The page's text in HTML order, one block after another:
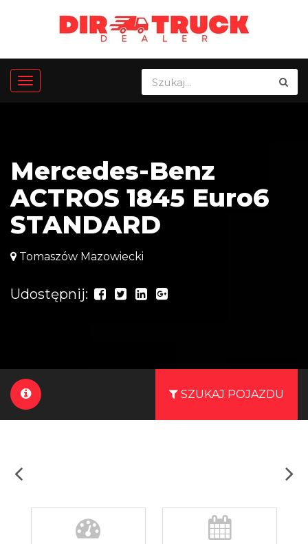
Mercedes-Benz
ACTROS 1845 Euro6
STANDARD
Tomaszów Mazowiecki
Udostępnij:
SZUKAJ POJAZDU